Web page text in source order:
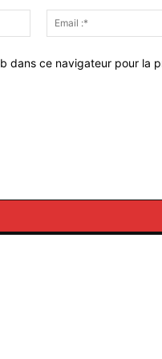
:*
dans ce navigateur pour la